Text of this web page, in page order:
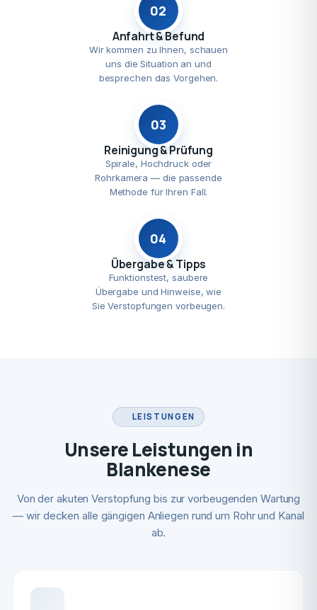
02
Anfahrt & Befund
Wir kommen zu Ihnen, schauen
uns die Situation an und
besprechen das Vorgehen.
03
Reinigung & Prüfung
Spirale, Hochdruck oder
Rohrkamera — die passende
Methode für Ihren Fall.
04
Übergabe & Tipps
Funktionstest, saubere
Übergabe und Hinweise, wie
Sie Verstopfungen vorbeugen.
LEISTUNGEN
Unsere Leistungen in
Blankenese
Von der akuten Verstopfung bis zur vorbeugenden Wartung
— wir decken alle gängigen Anliegen rund um Rohr und Kanal
ab.